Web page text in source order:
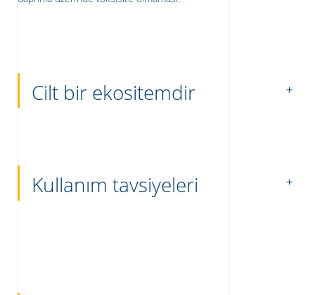
Cilt bir ekositemdir
Kullanım tavsiyeleri